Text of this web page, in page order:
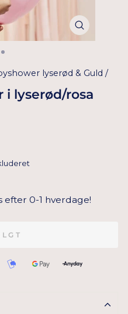
lyserød & Guld /
i lyserød/rosa
efter 0-1 hverdage!